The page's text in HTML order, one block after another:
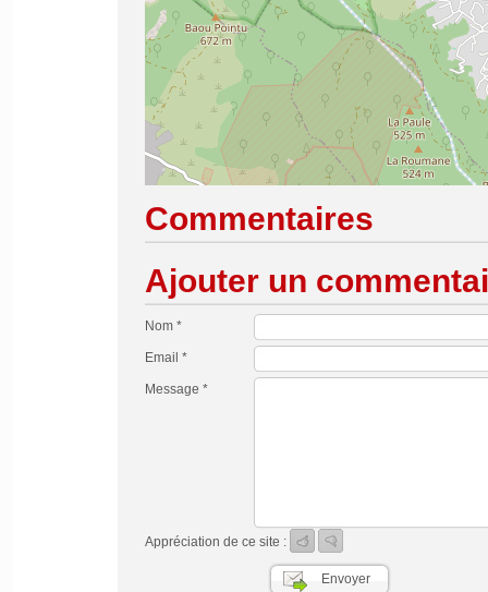
Commentaires
Ajouter un
Nom *
Email *
Message *
Appréciation de ce site :